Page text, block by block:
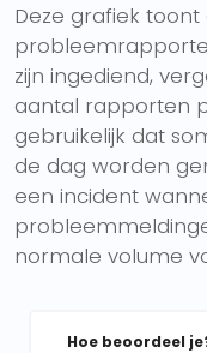
Deze grafiek
zijn ingediend,
aantal rapporten
gebruikelijk dat
de dag worden
een incident
normale volume
Hoe beoordeel